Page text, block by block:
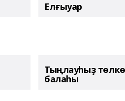
Елғыуар
Тыңлауһыҙ төлкө
балаһы